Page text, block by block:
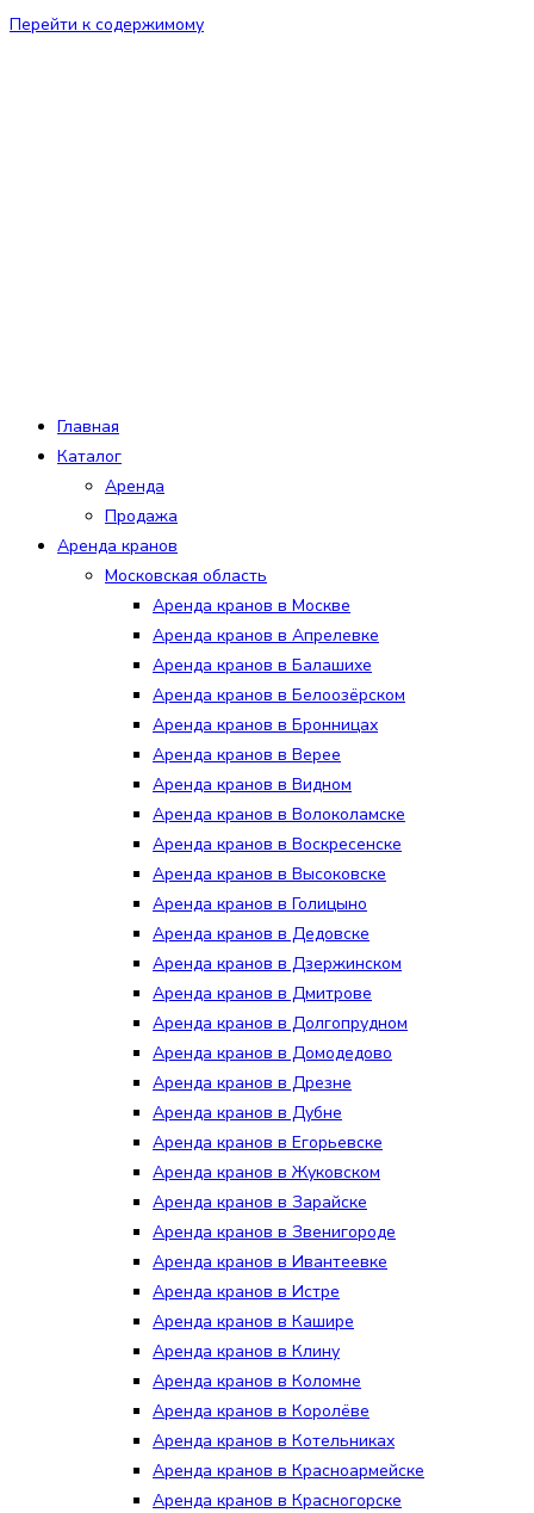
Перейти к содержимому
Главная
Каталог
Аренда
Продажа
Аренда кранов
Московская область
Аренда кранов в Москве
Аренда кранов в Апрелевке
Аренда кранов в Балашихе
Аренда кранов в Белоозёрском
Аренда кранов в Бронницах
Аренда кранов в Верее
Аренда кранов в Видном
Аренда кранов в Волоколамске
Аренда кранов в Воскресенске
Аренда кранов в Высоковске
Аренда кранов в Голицыно
Аренда кранов в Дедовске
Аренда кранов в Дзержинском
Аренда кранов в Дмитрове
Аренда кранов в Долгопрудном
Аренда кранов в Домодедово
Аренда кранов в Дрезне
Аренда кранов в Дубне
Аренда кранов в Егорьевске
Аренда кранов в Жуковском
Аренда кранов в Зарайске
Аренда кранов в Звенигороде
Аренда кранов в Ивантеевке
Аренда кранов в Истре
Аренда кранов в Кашире
Аренда кранов в Клину
Аренда кранов в Коломне
Аренда кранов в Королёве
Аренда кранов в Котельниках
Аренда кранов в Красноармейске
Аренда кранов в Красногорске